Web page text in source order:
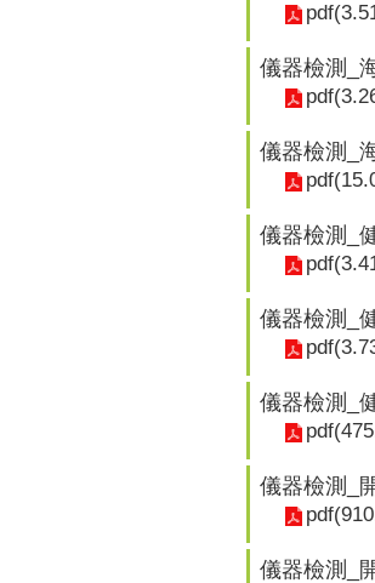
儀器檢測_
儀器檢測_
儀器檢測_
儀器檢測_
儀器檢測_
儀器檢測_
儀器檢測_